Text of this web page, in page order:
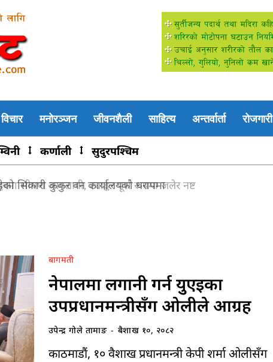
विचार मनोरञ्जन जीवनशैली साहित्य अन्तर्वार्ता रोजगारी
कर्णाली सुदुरपश्चिम
सिकारी कुकुर वन कार्यालयको धरापमा
बागमती
नेपालमा लगानी गर्न युुएइका
उपप्रधानमन्त्रीसँग ओलीले आग्रह
उपेन्द्र गोले तामाङ - बैशाख १०, २०८२
काठमाडौं, १० वैशाख प्रधानमन्त्री केपी शर्मा ओलीसँग